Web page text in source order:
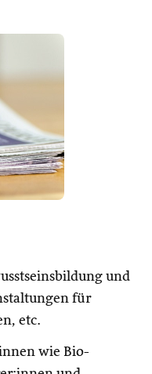
und
für
etc.
wie Bio-